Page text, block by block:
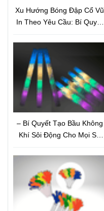
Xu Hướng Bóng Đập Cổ Vũ
In Theo Yêu Cầu: Bí Quyết
– Bí Quyết Tạo Bầu Không
Khí Sôi Động Cho Mọi Sự